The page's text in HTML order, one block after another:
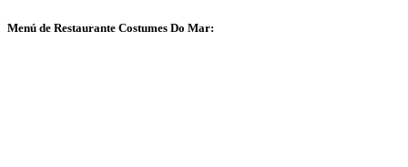
Menú de Restaurante Costumes Do Mar: